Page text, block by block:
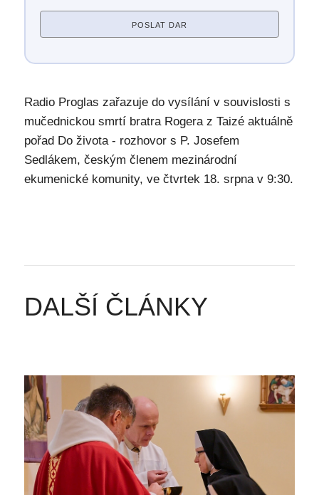
POSLAT DAR
Radio Proglas zařazuje do vysílání v souvislosti s
mučednickou smrtí bratra Rogera z Taizé aktuálně
pořad Do života - rozhovor s P. Josefem
Sedlákem, českým členem mezinárodní
ekumenické komunity, ve čtvrtek 18. srpna v 9:30.
DALŠÍ ČLÁNKY